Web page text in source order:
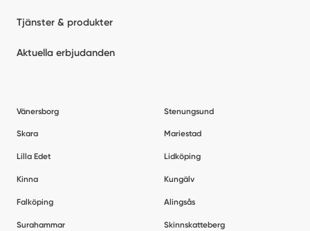
Tjänster & produkter
Aktuella erbjudanden
Vänersborg Stenungsund
Skara Mariestad
Lilla Edet Lidköping
Kinna Kungälv
Falköping Alingsås
Surahammar Skinnskatteberg